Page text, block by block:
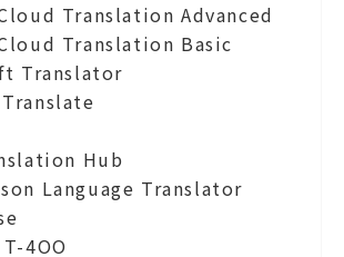
Translation Advanced
Translation Basic
Translator
Hub
Language Translator
4OO